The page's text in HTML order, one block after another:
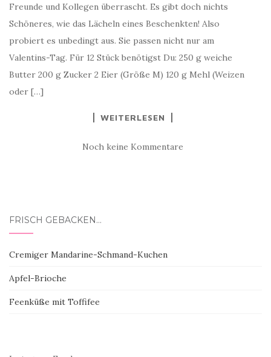
Freunde und Kollegen überrascht. Es gibt doch nichts
Schöneres, wie das Lächeln eines Beschenkten! Also
probiert es unbedingt aus. Sie passen nicht nur am
Valentins-Tag. Für 12 Stück benötigst Du: 250 g weiche
Butter 200 g Zucker 2 Eier (Größe M) 120 g Mehl (Weizen
oder […]
WEITERLESEN
Noch keine Kommentare
FRISCH GEBACKEN…
Cremiger Mandarine-Schmand-Kuchen
Apfel-Brioche
Feenküße mit Toffifee